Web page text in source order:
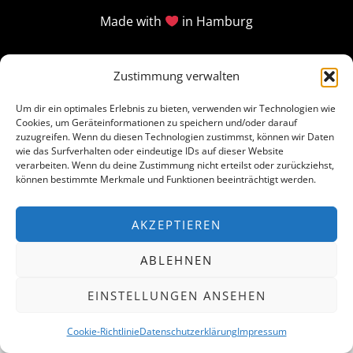
Zustimmung verwalten
Um dir ein optimales Erlebnis zu bieten, verwenden wir Technologien wie
Cookies, um Geräteinformationen zu speichern und/oder darauf
zuzugreifen. Wenn du diesen Technologien zustimmst, können wir Daten
wie das Surfverhalten oder eindeutige IDs auf dieser Website
verarbeiten. Wenn du deine Zustimmung nicht erteilst oder zurückziehst,
können bestimmte Merkmale und Funktionen beeinträchtigt werden.
AKZEPTIEREN
ABLEHNEN
EINSTELLUNGEN ANSEHEN
Cookie-RichtlinieDatenschutzerklärungImpressum
Made with in Hamburg